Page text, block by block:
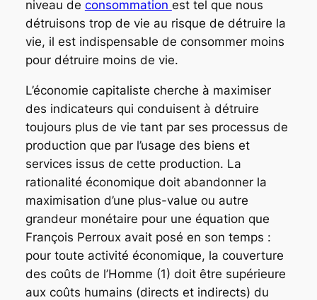
niveau de consommation est tel que nous
détruisons trop de vie au risque de détruire la
vie, il est indispensable de consommer moins
pour détruire moins de vie.
L’économie capitaliste cherche à maximiser
des indicateurs qui conduisent à détruire
toujours plus de vie tant par ses processus de
production que par l’usage des biens et
services issus de cette production. La
rationalité économique doit abandonner la
maximisation d’une plus-value ou autre
grandeur monétaire pour une équation que
François Perroux avait posé en son temps :
pour toute activité économique, la couverture
des coûts de l’Homme (1) doit être supérieure
aux coûts humains (directs et indirects) du